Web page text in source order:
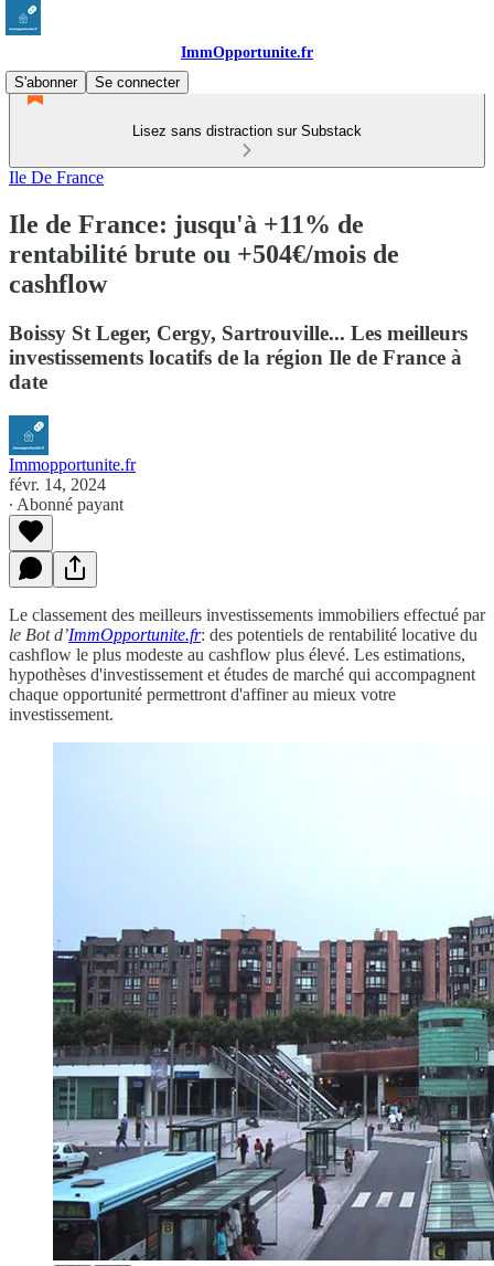
ImmOpportunite.fr
S'abonner
Se connecter
Lisez sans distraction sur Substack
Ile De France
Ile de France: jusqu'à +11% de
rentabilité brute ou +504€/mois de
cashflow
Boissy St Leger, Cergy, Sartrouville... Les meilleurs
investissements locatifs de la région Ile de France à
date
Immopportunite.fr
févr. 14, 2024
∙ Abonné payant
Le classement des meilleurs investissements immobiliers effectué par
le Bot d’ImmOpportunite.fr: des potentiels de rentabilité locative du
cashflow le plus modeste au cashflow plus élevé. Les estimations,
hypothèses d'investissement et études de marché qui accompagnent
chaque opportunité permettront d'affiner au mieux votre
investissement.